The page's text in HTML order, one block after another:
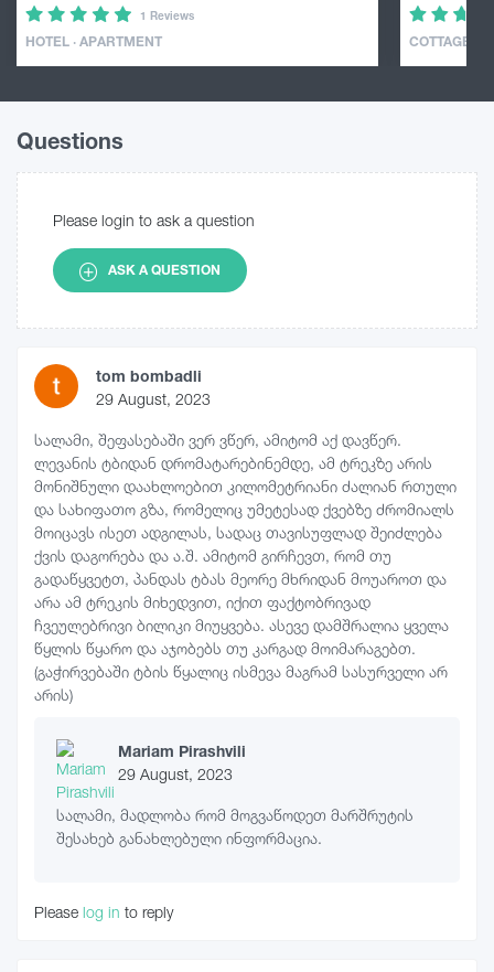
1 Reviews
HOTEL · APARTMENT COTTAGE
Questions
Please login to ask a question
ASK A QUESTION
tom bombadli
29 August, 2023
სალამი, შეფასებაში ვერ ვწერ, ამიტომ აქ დავწერ.
ლევანის ტბიდან დრომატარებინემდე, ამ ტრეკზე არის
მონიშნული დაახლოებით კილომეტრიანი ძალიან რთული
და სახიფათო გზა, რომელიც უმეტესად ქვებზე ძრომიალს
მოიცავს ისეთ ადგილას, სადაც თავისუფლად შეიძლება
ქვის დაგორება და ა.შ. ამიტომ გირჩევთ, რომ თუ
გადაწყვეტთ, პანდას ტბას მეორე მხრიდან მოუაროთ და
არა ამ ტრეკის მიხედვით, იქით ფაქტობრივად
ჩვეულებრივი ბილიკი მიუყვება. ასევე დამშრალია ყველა
წყლის წყარო და აჯობებს თუ კარგად მოიმარაგებთ.
(გაჭირვებაში ტბის წყალიც ისმევა მაგრამ სასურველი არ
არის)
Mariam Pirashvili
29 August, 2023
სალამი, მადლობა რომ მოგვაწოდეთ მარშრუტის
შესახებ განახლებული ინფორმაცია.
Please log in to reply